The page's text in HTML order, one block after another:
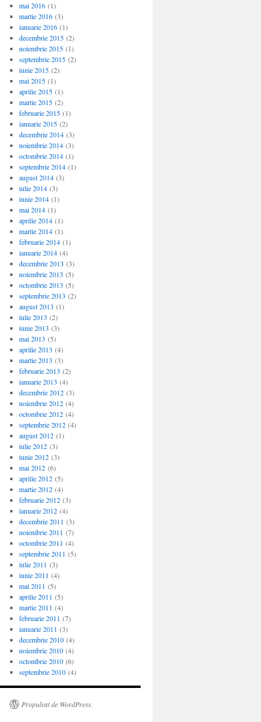
mai 2016(1)
martie 2016(3)
ianuarie 2016(1)
decembrie 2015(2)
noiembrie 2015(1)
septembrie 2015(2)
iunie 2015(2)
mai 2015(1)
aprilie 2015(1)
martie 2015(2)
februarie 2015(1)
ianuarie 2015(2)
decembrie 2014(3)
noiembrie 2014(3)
octombrie 2014(1)
septembrie 2014(1)
august 2014(3)
iulie 2014(3)
iunie 2014(1)
mai 2014(1)
aprilie 2014(1)
martie 2014(1)
februarie 2014(1)
ianuarie 2014(4)
decembrie 2013 (3)
noiembrie 2013 (5)
octombrie 2013 (5)
septembrie 2013 (2)
august 2013 (1)
iulie 2013 (2)
iunie 2013 (3)
mai 2013 (5)
aprilie 2013 (4)
martie 2013 (3)
februarie 2013 (2)
ianuarie 2013 (4)
decembrie 2012(3)
noiembrie 2012(4)
octombrie 2012(4)
septembrie 2012(4)
august 2012(1)
iulie 2012(3)
iunie 2012(3)
mai 2012(6)
aprilie 2012(5)
martie 2012(4)
februarie 2012(3)
ianuarie 2012(4)
decembrie 2011 (3)
noiembrie 2011 (7)
octombrie 2011 (4)
septembrie 2011 (5)
iulie 2011 (3)
iunie 2011 (4)
mai 2011 (5)
aprilie 2011 (5)
martie 2011 (4)
februarie 2011 (7)
ianuarie 2011 (3)
decembrie 2010(4)
noiembrie 2010(4)
octombrie 2010(6)
septembrie 2010(4)
Propulsat de WordPress.